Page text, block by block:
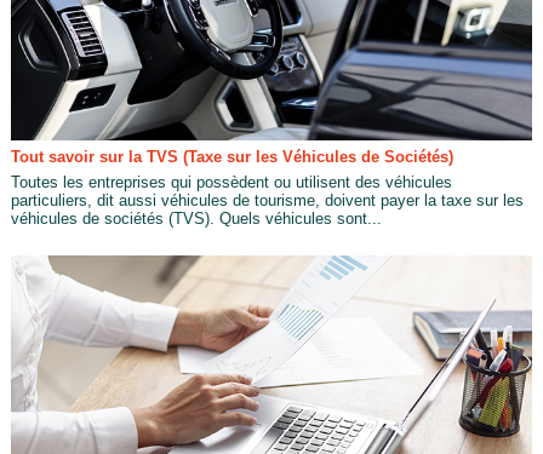
Tout savoir sur la TVS (Taxe sur les Véhicules de Sociétés)
Toutes les entreprises qui possèdent ou utilisent des véhicules
particuliers, dit aussi véhicules de tourisme, doivent payer la taxe sur les
véhicules de sociétés (TVS). Quels véhicules sont...